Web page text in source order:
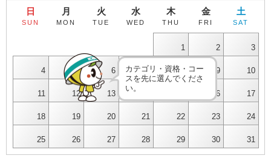
日
SUN
月
MON
火
TUE
水
WED
木
THU
金
FRI
土
SAT
1 2 3
4 5 6 7 8 9 10
11 12 13 16 17
18 19 20 21 22 23 24
25 26 27 28 29 30 31
カテゴリ・資格・コー
スを先に選んでくださ
い。